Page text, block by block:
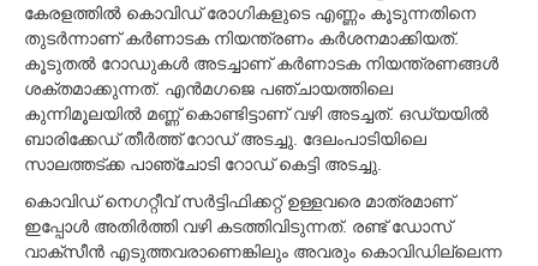
കേരളത്തില്‍ കൊവിഡ് രോ​ഗികളുടെ എണ്ണം കൂടുന്നതിനെ
തുടര്‍ന്നാണ് കര്‍ണാടക നിയന്ത്രണം കര്‍ശനമാക്കിയത്.
കൂടുതല്‍ റോഡുകള്‍ അടച്ചാണ് കര്‍ണാടക നിയന്ത്രണങ്ങള്‍
ശക്തമാക്കുന്നത്. എന്‍മഗജെ പഞ്ചായത്തിലെ
കുന്നിമൂലയില്‍ മണ്ണ് കൊണ്ടിട്ടാണ് വഴി അടച്ചത്. ഒഡ്യയില്‍
ബാരിക്കേഡ് തീര്‍ത്ത് റോഡ് അടച്ചു. ദേലംപാടിയിലെ
സാലത്തട്ക്ക പാഞ്ചോടി റോഡ് കെട്ടി അടച്ചു.
കൊവിഡ് നെ​ഗറ്റീവ് സര്‍ട്ടിഫിക്കറ്റ് ഉള്ളവരെ മാത്രമാണ്
ഇപ്പോള്‍ അതിര്‍ത്തി വഴി കടത്തിവിടുന്നത്. രണ്ട് ഡ‍ോസ്
വാക്സീന്‍ എടുത്തവരാണെങ്കിലും അവരും കൊവിഡില്ലെന്ന